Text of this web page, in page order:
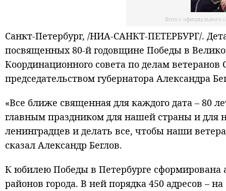
Фото с официального
Санкт-Петербург, /НИА-САНКТ-ПЕТЕРБУРГ/.
посвященных 80-й годовщине Победы в
Координационного совета по делам
председательством губернатора Александра
«Все ближе священная для каждого дата – 80
главным праздником для нашей страны и для
ленинградцев и делать все, чтобы наши
сказал Александр Беглов.
К юбилею Победы в Петербурге сформирована
районов города. В ней порядка 450 адресов –